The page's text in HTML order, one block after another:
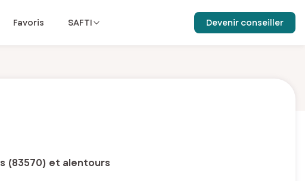
Favoris SAFTI Devenir conseiller
(83570) et alentours